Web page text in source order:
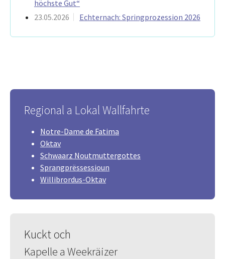
höchste Gut“
23.05.2026
Echternach: Springprozession 2026
Regional a Lokal Wallfahrte
Notre-Dame de Fatima
Oktav
Schwaarz Noutmuttergottes
Sprangprëssessioun
Willibrordus-Oktav
Kuckt och
Kapelle a Weekräizer